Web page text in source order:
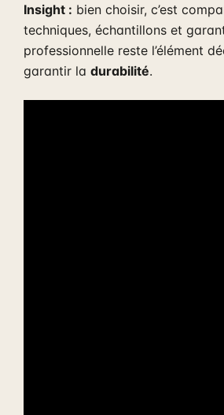
Insight : bien choisir, c’est
techniques, échantillons et
professionnelle reste l’élément
garantir la durabilité.